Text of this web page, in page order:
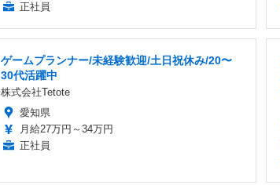
正社員
ゲームプランナー/未経験歓迎/土日祝休み/20〜
30代活躍中
株式会社Tetote
愛知県
月給27万円～34万円
正社員